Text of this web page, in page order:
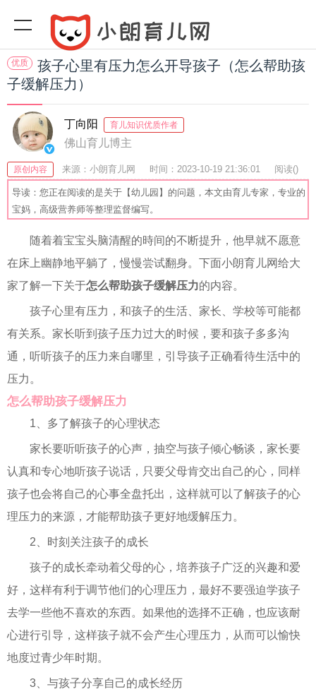
优质
孩子心里有压力怎么开导孩子（怎么帮助孩
子缓解压力）
丁向阳 育儿知识优质作者
佛山育儿博主
原创内容 来源：小朗育儿网 时间：2023-10-19 21:36:01 阅读()
收藏：30 分享：62 爆
导读：您正在阅读的是关于【幼儿园】的问题，本文由育儿专家，专业的
宝妈，高级营养师等整理监督编写。
随着着宝宝头脑清醒的時间的不断提升，他早就不愿意
在床上幽静地平躺了，慢慢尝试翻身。下面小朗育儿网给大
家了解一下关于怎么帮助孩子缓解压力的内容。
孩子心里有压力，和孩子的生活、家长、学校等可能都
有关系。家长听到孩子压力过大的时候，要和孩子多多沟
通，听听孩子的压力来自哪里，引导孩子正确看待生活中的
压力。
怎么帮助孩子缓解压力
1、多了解孩子的心理状态
家长要听听孩子的心声，抽空与孩子倾心畅谈，家长要
认真和专心地听孩子说话，只要父母肯交出自己的心，同样
孩子也会将自己的心事全盘托出，这样就可以了解孩子的心
理压力的来源，才能帮助孩子更好地缓解压力。
2、时刻关注孩子的成长
孩子的成长牵动着父母的心，培养孩子广泛的兴趣和爱
好，这样有利于调节他们的心理压力，最好不要强迫学孩子
去学一些他不喜欢的东西。如果他的选择不正确，也应该耐
心进行引导，这样孩子就不会产生心理压力，从而可以愉快
地度过青少年时期。
3、与孩子分享自己的成长经历